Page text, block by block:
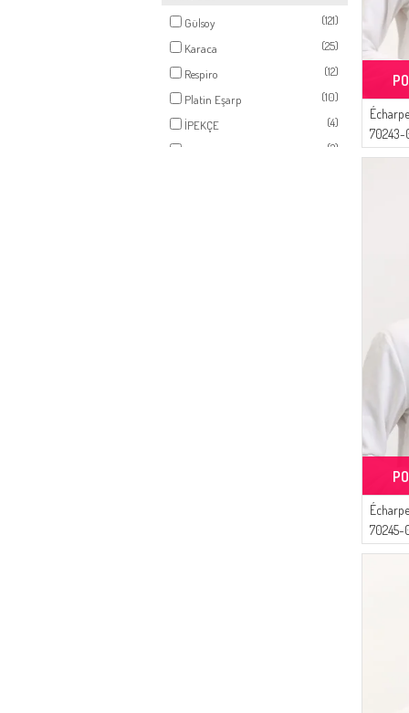
VERT HERBE
(1)
VISON FONCÉ
(1)
BEIGE SABLE
(1)
VERT HUILE
(1)
ROSE POUDRE
(1)
Gülsoy
(121)
Karaca
(25)
Respiro
(12)
Platin Eşarp
(10)
İPEKÇE
(4)
(2)
70243-
70245-